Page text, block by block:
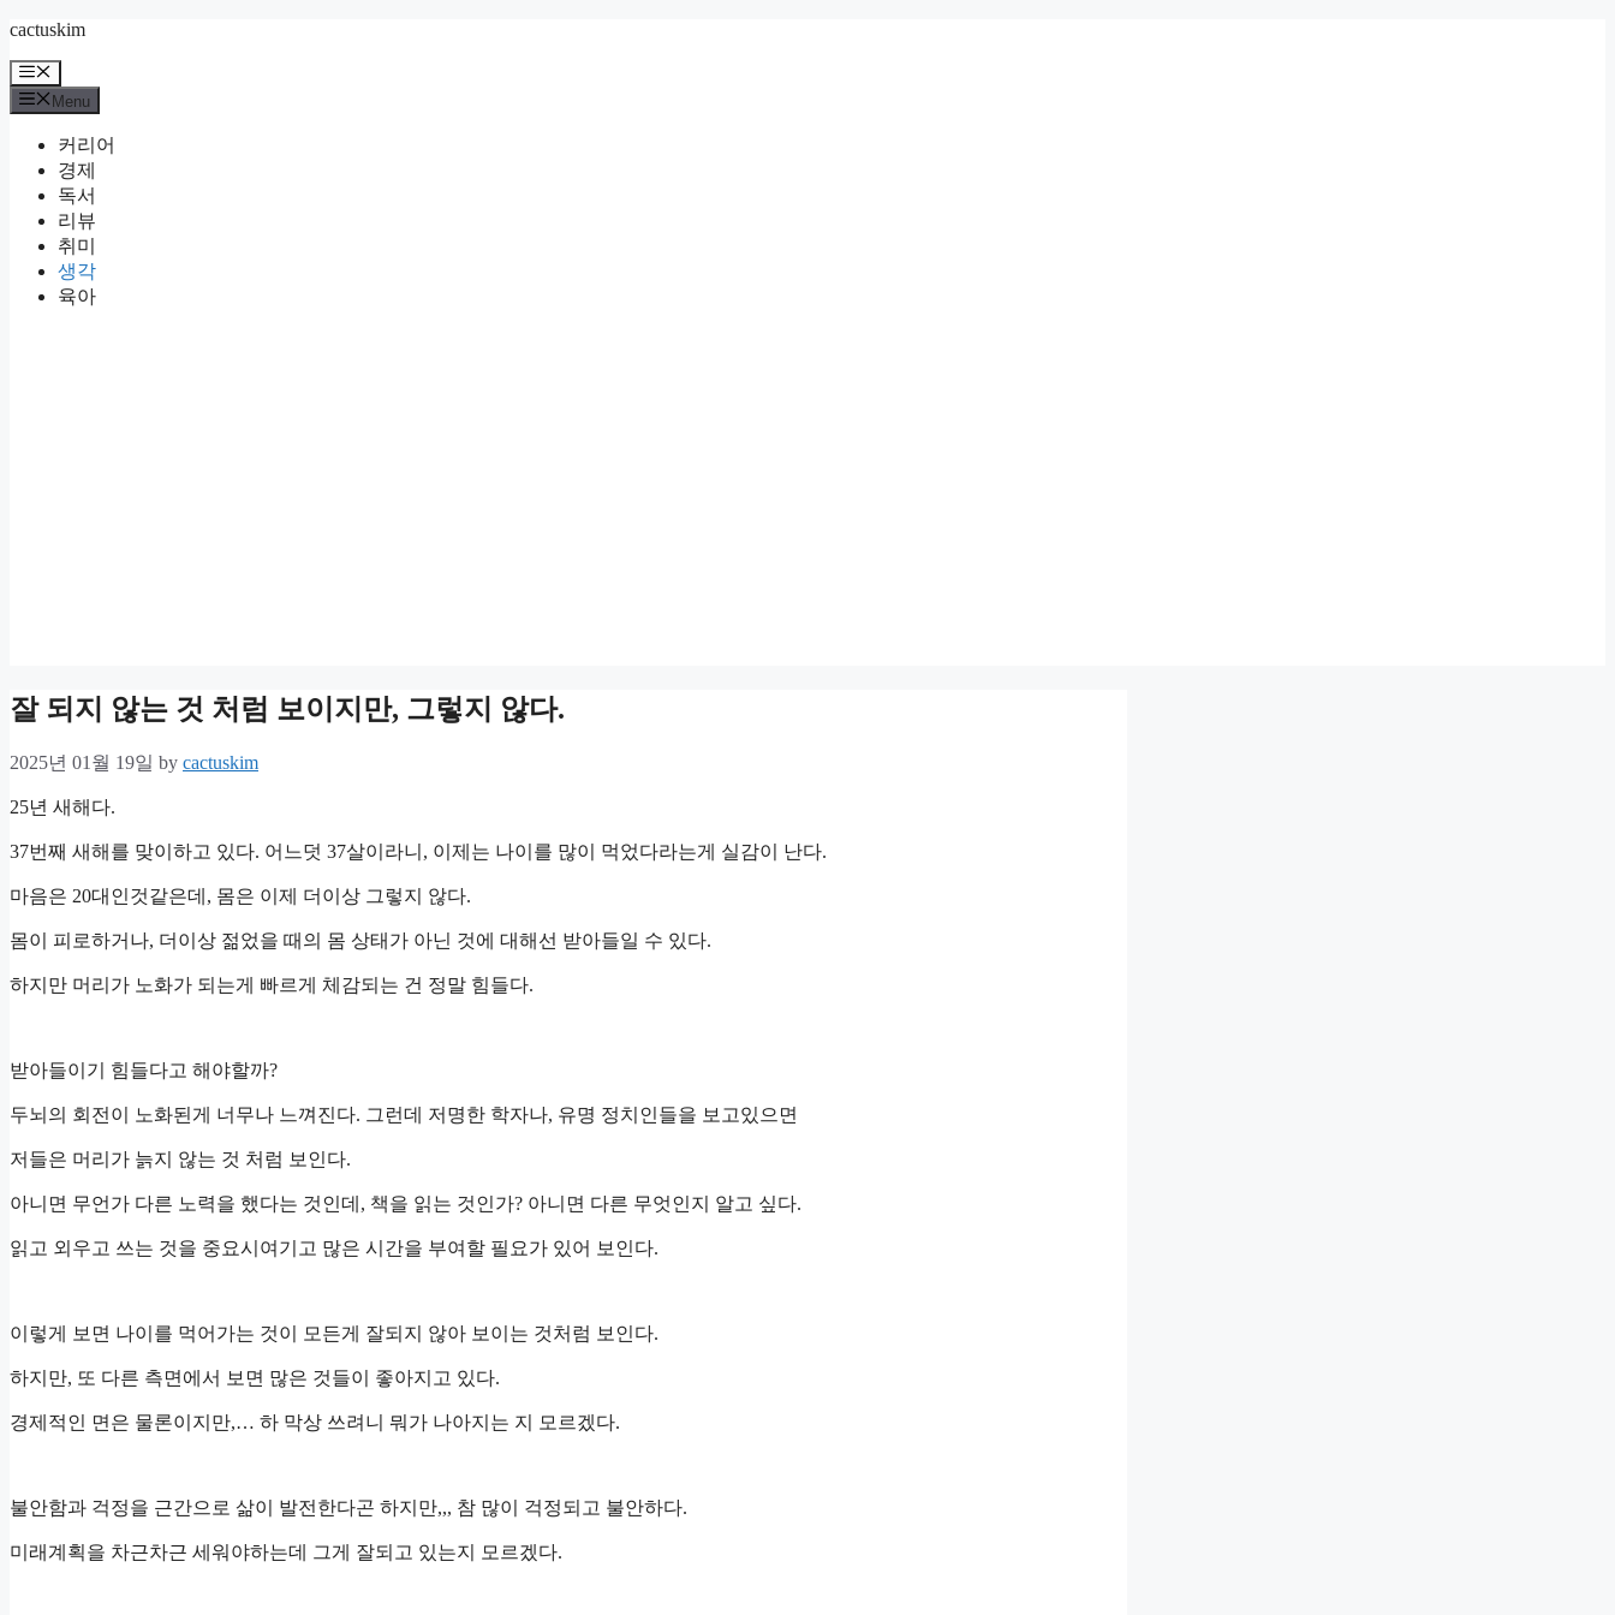
Skip
content
cactuskim
Menu
Menu
커리어
경제
독서
리뷰
취미
생각
육아
잘 되지 않는 것 처럼 보이지만, 그렇지 않다.
2025년 01월 19일 by cactuskim
25년 새해다.
37번째 새해를 맞이하고 있다. 어느덧 37살이라니, 이제는 나이를 많이 먹었다라는게 실감이 난다.
마음은 20대인것같은데, 몸은 이제 더이상 그렇지 않다.
몸이 피로하거나, 더이상 젊었을 때의 몸 상태가 아닌 것에 대해선 받아들일 수 있다.
하지만 머리가 노화가 되는게 빠르게 체감되는 건 정말 힘들다.
받아들이기 힘들다고 해야할까?
두뇌의 회전이 노화된게 너무나 느껴진다. 그런데 저명한 학자나, 유명 정치인들을 보고있으면
저들은 머리가 늙지 않는 것 처럼 보인다.
아니면 무언가 다른 노력을 했다는 것인데, 책을 읽는 것인가? 아니면 다른 무엇인지 알고 싶다.
읽고 외우고 쓰는 것을 중요시여기고 많은 시간을 부여할 필요가 있어 보인다.
이렇게 보면 나이를 먹어가는 것이 모든게 잘되지 않아 보이는 것처럼 보인다.
하지만, 또 다른 측면에서 보면 많은 것들이 좋아지고 있다.
경제적인 면은 물론이지만,… 하 막상 쓰려니 뭐가 나아지는 지 모르겠다.
불안함과 걱정을 근간으로 삶이 발전한다곤 하지만,,, 참 많이 걱정되고 불안하다.
미래계획을 차근차근 세워야하는데 그게 잘되고 있는지 모르겠다.